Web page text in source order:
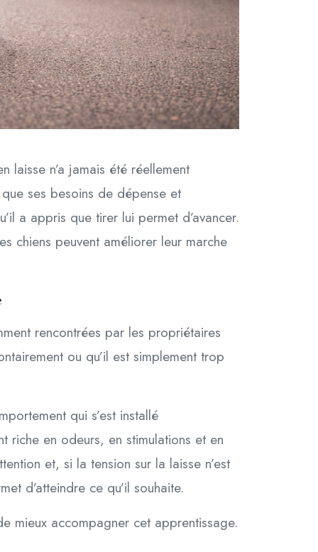
laisse n’a jamais été réellement
ses besoins de dépense et
a appris que tirer lui permet d’avancer.
chiens peuvent améliorer leur marche
rencontrées par les propriétaires
ou qu’il est simplement trop
qui s’est installé
riche en odeurs, en stimulations et en
et, si la tension sur la laisse n’est
d’atteindre ce qu’il souhaite.
mieux accompagner cet apprentissage.